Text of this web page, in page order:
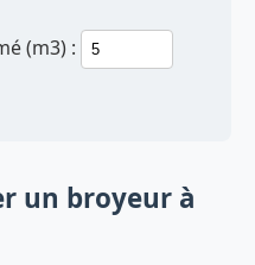
(m3) :
un broyeur à